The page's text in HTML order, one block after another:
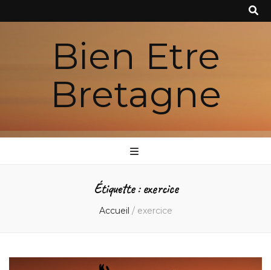
Bien Etre
Bretagne
Étiquette :exercice
Accueil / exercice